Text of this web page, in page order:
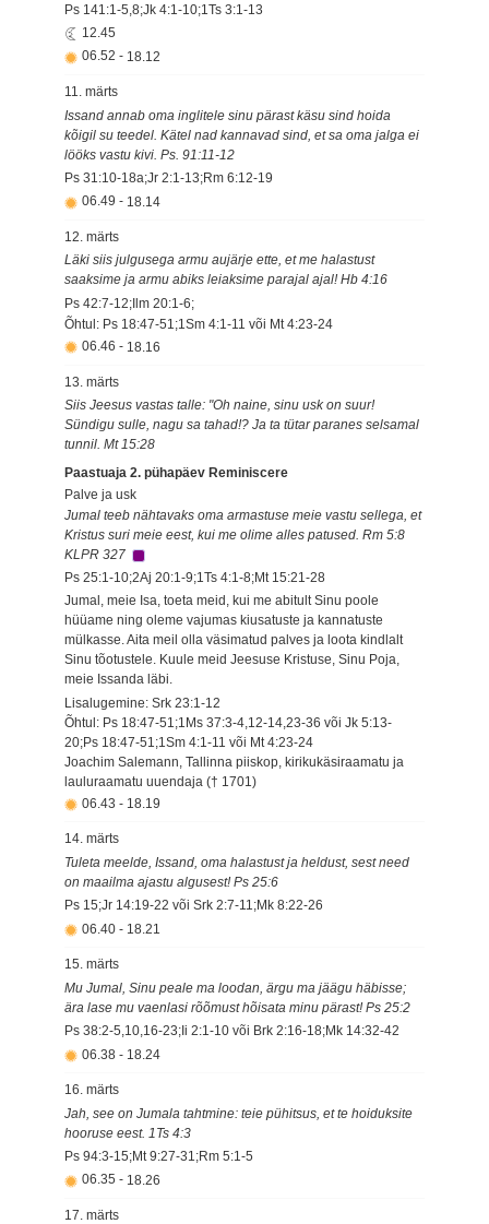
Ps 141:1-5,8;Jk 4:1-10;1Ts 3:1-13
12.45
06.52 - 18.12
11. märts
Issand annab oma inglitele sinu pärast käsu sind hoida
kõigil su teedel. Kätel nad kannavad sind, et sa oma jalga ei
lööks vastu kivi. Ps. 91:11-12
Ps 31:10-18a;Jr 2:1-13;Rm 6:12-19
06.49 - 18.14
12. märts
Läki siis julgusega armu aujärje ette, et me halastust
saaksime ja armu abiks leiaksime parajal ajal! Hb 4:16
Ps 42:7-12;Ilm 20:1-6;
Õhtul: Ps 18:47-51;1Sm 4:1-11 või Mt 4:23-24
06.46 - 18.16
13. märts
Siis Jeesus vastas talle: "Oh naine, sinu usk on suur!
Sündigu sulle, nagu sa tahad!? Ja ta tütar paranes selsamal
tunnil. Mt 15:28
Paastuaja 2. pühapäev Reminiscere
Palve ja usk
Jumal teeb nähtavaks oma armastuse meie vastu sellega, et
Kristus suri meie eest, kui me olime alles patused. Rm 5:8
KLPR 327
Ps 25:1-10;2Aj 20:1-9;1Ts 4:1-8;Mt 15:21-28
Jumal, meie Isa, toeta meid, kui me abitult Sinu poole
hüüame ning oleme vajumas kiusatuste ja kannatuste
mülkasse. Aita meil olla väsimatud palves ja loota kindlalt
Sinu tõotustele. Kuule meid Jeesuse Kristuse, Sinu Poja,
meie Issanda läbi.
Lisalugemine: Srk 23:1-12
Õhtul: Ps 18:47-51;1Ms 37:3-4,12-14,23-36 või Jk 5:13-
20;Ps 18:47-51;1Sm 4:1-11 või Mt 4:23-24
Joachim Salemann, Tallinna piiskop, kirikukäsiraamatu ja
lauluraamatu uuendaja († 1701)
06.43 - 18.19
14. märts
Tuleta meelde, Issand, oma halastust ja heldust, sest need
on maailma ajastu algusest! Ps 25:6
Ps 15;Jr 14:19-22 või Srk 2:7-11;Mk 8:22-26
06.40 - 18.21
15. märts
Mu Jumal, Sinu peale ma loodan, ärgu ma jäägu häbisse;
ära lase mu vaenlasi rõõmust hõisata minu pärast! Ps 25:2
Ps 38:2-5,10,16-23;Ii 2:1-10 või Brk 2:16-18;Mk 14:32-42
06.38 - 18.24
16. märts
Jah, see on Jumala tahtmine: teie pühitsus, et te hoiduksite
hooruse eest. 1Ts 4:3
Ps 94:3-15;Mt 9:27-31;Rm 5:1-5
06.35 - 18.26
17. märts